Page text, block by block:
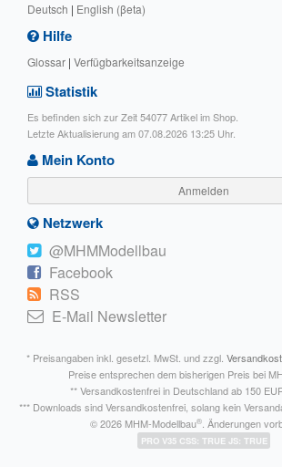
Deutsch | English (βeta)
Hilfe
Glossar | Verfügbarkeitsanzeige
Statistik
Es befinden sich zur Zeit 54077 Artikel im Shop.
Letzte Aktualisierung am 07.08.2026 13:25 Uhr.
Mein Konto
Anmelden
Netzwerk
@MHMModellbau
Facebook
RSS
E-Mail Newsletter
* Preisangaben inkl. gesetzl. MwSt. und zzgl.
Preise entsprechen dem bisherigen Preis bei
** Versandkostenfrei in Deutschland ab 150
*** Downloads sind Versandkostenfrei, solang kein
© 2026 MHM-Modellbau®. Änderungen
PRO V35 CSS: TRUE JS: TRUE